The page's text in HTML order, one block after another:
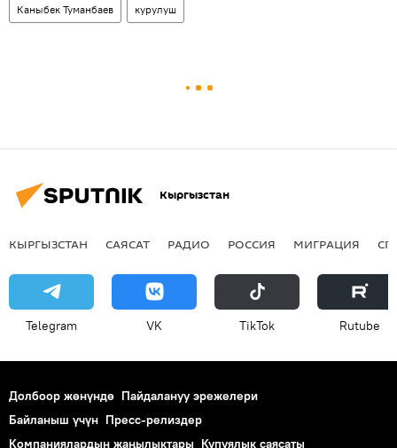
Каныбек Туманбаев курулуш
Кыргызстан
КЫРГЫЗСТАН САЯСАТ РАДИО РОССИЯ МИГРАЦИЯ
Telegram VK ТikТоk Rutube
Долбоор жөнүндө Пайдалануу эрежелери
Байланыш үчүн Пресс-релиздер
Компаниялардын жаңылыктары Купуялык саясаты